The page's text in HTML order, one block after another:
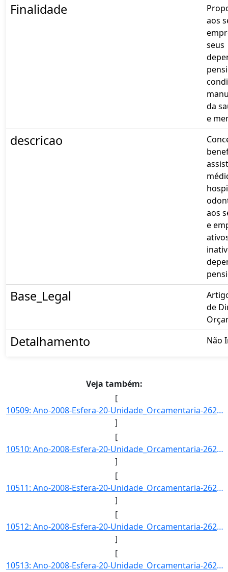
Finalidade
aos
seus
da
e
descricao
aos
e
Base_Legal
de
Detalhamento Não
Veja também:
[
10509: Ano-2008-Esfera-20-Unidade_Orcamentaria-26270-Funcao-12-SubFuncao-302-Programa-1073-Acao-4086-Locali]
]
[
10510: Ano-2008-Esfera-20-Unidade_Orcamentaria-26270-Funcao-12-SubFuncao-302-Programa-1073-Acao-4086-Locali]
]
[
10511: Ano-2008-Esfera-20-Unidade_Orcamentaria-26271-Funcao-09-SubFuncao-272-Programa-0089-Acao-0181-Locali]
]
[
10512: Ano-2008-Esfera-20-Unidade_Orcamentaria-26271-Funcao-09-SubFuncao-272-Programa-0089-Acao-0181-Locali]
]
[
10513: Ano-2008-Esfera-20-Unidade_Orcamentaria-26271-Funcao-12-SubFuncao-301-Programa-0750-Acao-2004-Locali]